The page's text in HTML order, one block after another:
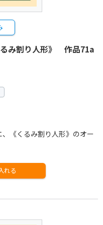
み割り人形》 作品71a
《くるみ割り人形》のオー
れる